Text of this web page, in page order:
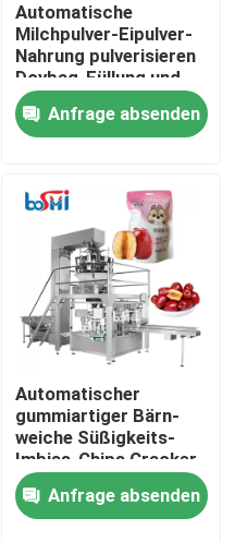
Automatische
Milchpulver-Eipulver-
Nahrung pulverisieren
Doybag-Füllung und
Verpackungsmaschine
Anfrage absenden
Automatischer
gummiartiger Bärn-
weiche Süßigkeits-
Imbiss-Chips Cracker
Standup Pouch Bag
gegebene
Verpackungsmaschine
Anfrage absenden